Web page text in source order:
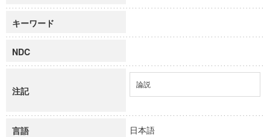
キーワード
NDC
注記
論説
言語 日本語